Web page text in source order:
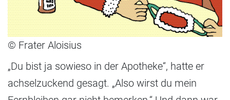
© Frater Aloisius
„Du bist ja sowieso in der Apotheke“, hatte er
achselzuckend gesagt. „Also wirst du mein